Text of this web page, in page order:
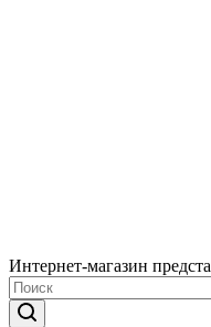
Интернет-магазин